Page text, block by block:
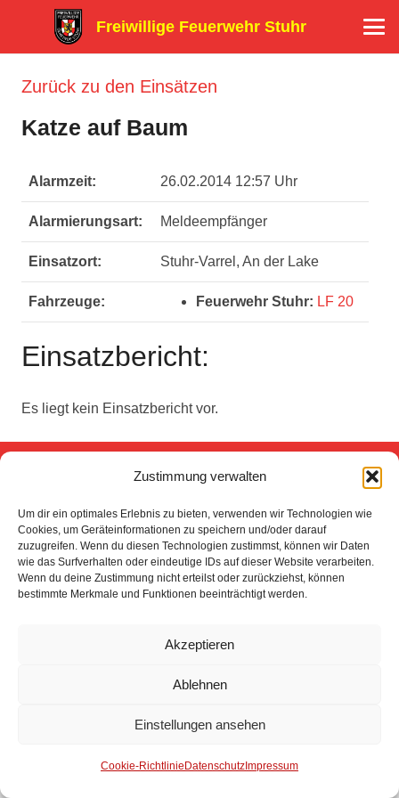
Zustimmung verwalten
Um dir ein optimales Erlebnis zu bieten, verwenden wir Technologien wie
Cookies, um Geräteinformationen zu speichern und/oder darauf
zuzugreifen. Wenn du diesen Technologien zustimmst, können wir Daten
wie das Surfverhalten oder eindeutige IDs auf dieser Website verarbeiten.
Wenn du deine Zustimmung nicht erteilst oder zurückziehst, können
bestimmte Merkmale und Funktionen beeinträchtigt werden.
Akzeptieren
Ablehnen
Einstellungen ansehen
Cookie-Richtlinie Datenschutz Impressum
Freiwillige Feuerwehr Stuhr
Zurück zu den Einsätzen
Katze auf Baum
Alarmzeit: 26.02.2014 12:57 Uhr
Alarmierungsart: Meldeempfänger
Einsatzort: Stuhr-Varrel, An der Lake
Fahrzeuge: Feuerwehr Stuhr: LF 20
Einsatzbericht:
Es liegt kein Einsatzbericht vor.
Impressum
Datenschutz
Kontakt